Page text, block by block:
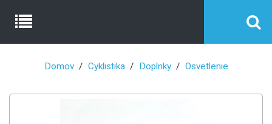
Domov Cyklistika Doplnky Osvetlenie